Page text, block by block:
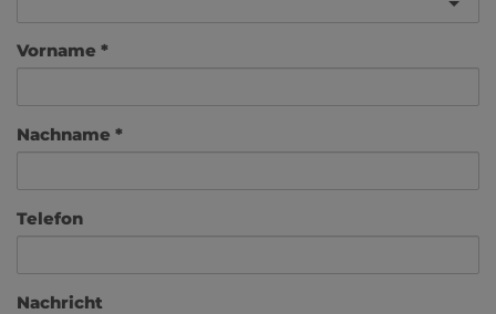
Vorname
Nachname
Telefon
Nachricht